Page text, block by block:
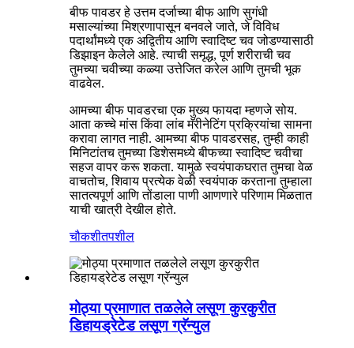
बीफ पावडर हे उत्तम दर्जाच्या बीफ आणि सुगंधी
मसाल्यांच्या मिश्रणापासून बनवले जाते, जे विविध
पदार्थांमध्ये एक अद्वितीय आणि स्वादिष्ट चव जोडण्यासाठी
डिझाइन केलेले आहे. त्याची समृद्ध, पूर्ण शरीराची चव
तुमच्या चवीच्या कळ्या उत्तेजित करेल आणि तुमची भूक
वाढवेल.
आमच्या बीफ पावडरचा एक मुख्य फायदा म्हणजे सोय.
आता कच्चे मांस किंवा लांब मॅरीनेटिंग प्रक्रियांचा सामना
करावा लागत नाही. आमच्या बीफ पावडरसह, तुम्ही काही
मिनिटांतच तुमच्या डिशेसमध्ये बीफच्या स्वादिष्ट चवीचा
सहज वापर करू शकता. यामुळे स्वयंपाकघरात तुमचा वेळ
वाचतोच, शिवाय प्रत्येक वेळी स्वयंपाक करताना तुम्हाला
सातत्यपूर्ण आणि तोंडाला पाणी आणणारे परिणाम मिळतात
याची खात्री देखील होते.
चौकशीतपशील
मोठ्या प्रमाणात तळलेले लसूण कुरकुरीत
डिहायड्रेटेड लसूण ग्रॅन्युल